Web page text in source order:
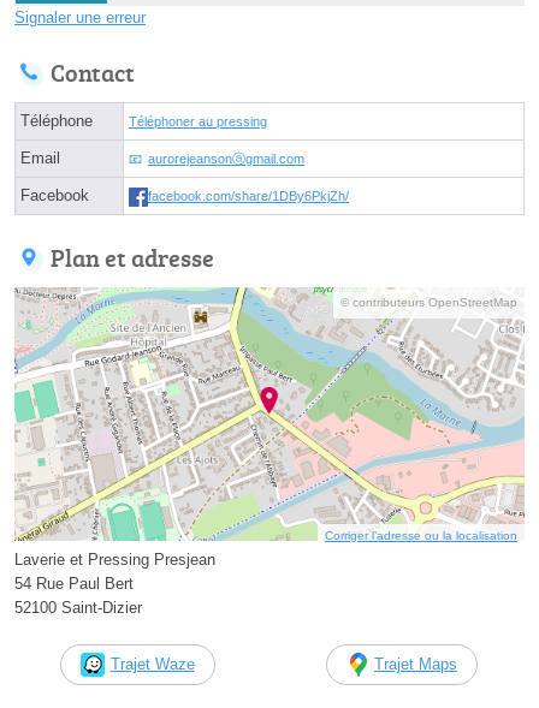
Signaler une erreur
Contact
Téléphone Téléphoner au pressing
Email aurorejeansonⓐgmail.com
Facebook facebook.com/share/1DBy6PkjZh/
Plan et adresse
© contributeurs OpenStreetMap
Corriger l’adresse ou la localisation
Laverie et Pressing Presjean
54 Rue Paul Bert
52100 Saint-Dizier
Trajet Waze Trajet Maps